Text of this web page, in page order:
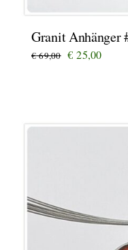
Granit Anhänger
€69,00 Ursprünglicher
€ 25,00